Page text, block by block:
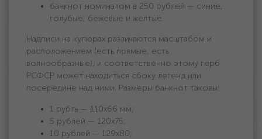
банкнот номиналом в 250 рублей — синие,
голубые, бежевые и желтые.
Надписи на купюрах различаются масштабом и
расположением (есть прямые, есть
волнообразные), и соответственно этому герб
РСФСР может находиться сбоку легенд или
посередине над ними. Размеры банкнот таковы:
1 рубль — 110х66 мм;
5 рублей — 120х75;
10 рублей — 129х80;